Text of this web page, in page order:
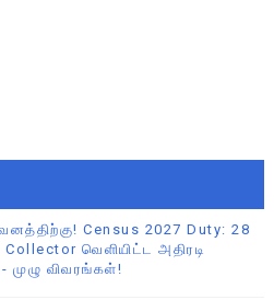
Census 2027 Duty: 28
வெளியிட்ட அதிரடி
முழு விவரங்கள்!